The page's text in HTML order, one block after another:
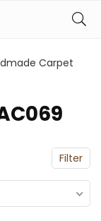
Carpet
Filter